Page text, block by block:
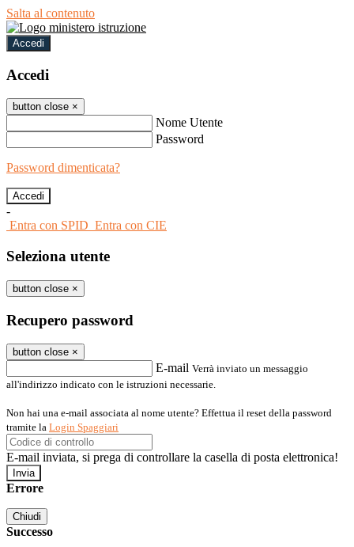
Salta al contenuto
Accedi
Accedi
button close ×
Nome Utente
Password
Password dimenticata?
-
Entra con SPID Entra con CIE
Seleziona utente
button close ×
Recupero password
button close ×
E-mail Verrà inviato un messaggio
all'indirizzo indicato con le istruzioni necessarie.
Non hai una e-mail associata al nome utente? Effettua il reset della password
tramite la Login Spaggiari
E-mail inviata, si prega di controllare la casella di posta elettronica!
Errore
Chiudi
Successo